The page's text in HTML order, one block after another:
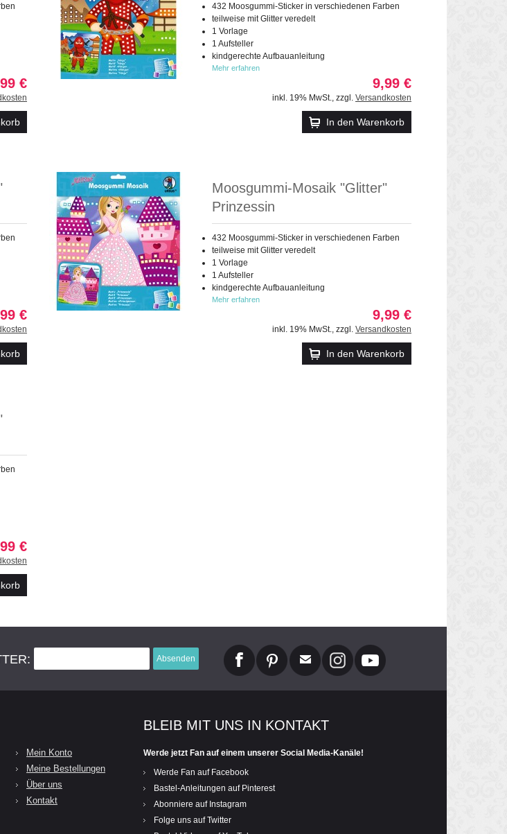
€
432 Moosgummi-Sticker in verschiedenen Farben
teilweise mit Glitter veredelt
1 Vorlage
1 Aufsteller
kindgerechte Aufbauanleitung
Mehr erfahren
9,99 €
inkl. 19% MwSt., zzgl. Versandkosten
In den Warenkorb
€
Moosgummi-Mosaik "Glitter"
Prinzessin
432 Moosgummi-Sticker in verschiedenen Farben
teilweise mit Glitter veredelt
1 Vorlage
1 Aufsteller
kindgerechte Aufbauanleitung
Mehr erfahren
9,99 €
inkl. 19% MwSt., zzgl. Versandkosten
In den Warenkorb
€
Absenden
Mein Konto
Meine Bestellungen
Über uns
Kontakt
BLEIB MIT UNS IN KONTAKT
Werde jetzt Fan auf einem unserer Social Media-Kanäle!
Werde Fan auf Facebook
Bastel-Anleitungen auf Pinterest
Abonniere auf Instagram
Folge uns auf Twitter